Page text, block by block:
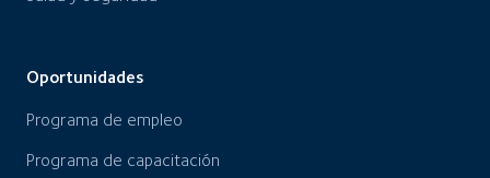
Oportunidades
Programa de empleo
Programa de capacitación